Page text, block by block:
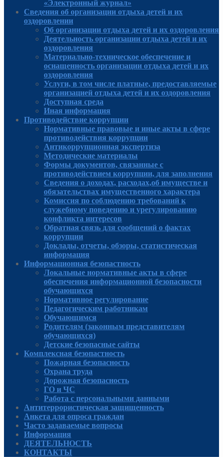
«Электронный журнал»
Сведения об организации отдыха детей и их
оздоровлении
Об организации отдыха детей и их оздоровления
Деятельность организации отдыха детей и их
оздоровления
Материально-техническое обеспечение и
оснащенность организации отдыха детей и их
оздоровления
Услуги, в том числе платные, предоставляемые
организацией отдыха детей и их оздоровления
Доступная среда
Иная информация
Противодействие коррупции
Нормативные правовые и иные акты в сфере
противодействия коррупции
Антикоррупционная экспертиза
Методические материалы
Формы документов, связанные с
противодействием коррупции, для заполнения
Сведения о доходах, расходах,об имуществе и
обязательствах имущественного характера
Комиссия по соблюдению требований к
служебному поведению и урегулированию
конфликта интересов
Обратная связь для сообщений о фактах
коррупции
Доклады, отчеты, обзоры, статистическая
информация
Информационная безопастность
Локальные нормативные акты в сфере
обеспечения информационной безопасности
обучающихся
Нормативное регулирование
Педагогическим работникам
Обучающимся
Родителям (законным представителям
обучающихся)
Детские безопасные сайты
Комплексная безопастность
Пожарная безопасность
Охрана труда
Дорожная безопасность
ГО и ЧС
Работа с персональными данными
Антитеррористическая защищенность
Анкета для опроса граждан
Часто задаваемые вопросы
Информация
ДЕЯТЕЛЬНОСТЬ
КОНТАКТЫ